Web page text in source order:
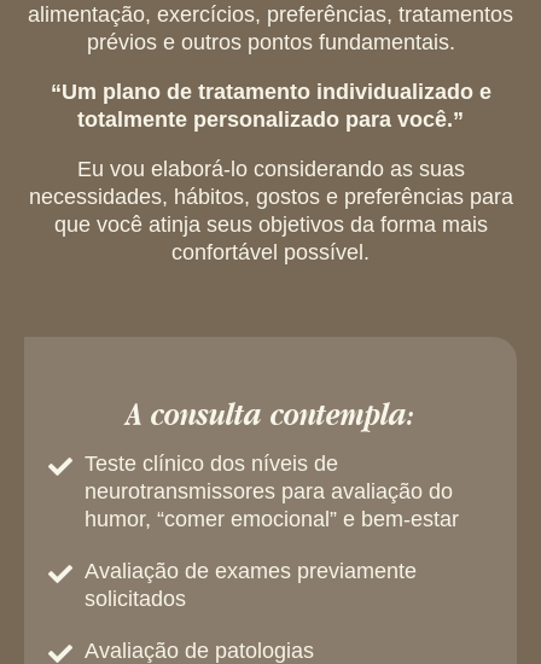
alimentação, exercícios, preferências, tratamentos
prévios e outros pontos fundamentais.
“Um plano de tratamento individualizado e
totalmente personalizado para você.”
Eu vou elaborá-lo considerando as suas
necessidades, hábitos, gostos e preferências para
que você atinja seus objetivos da forma mais
confortável possível.
A consulta contempla:
Teste clínico dos níveis de
neurotransmissores para avaliação do
humor, “comer emocional” e bem-estar
Avaliação de exames previamente
solicitados
Avaliação de patologias